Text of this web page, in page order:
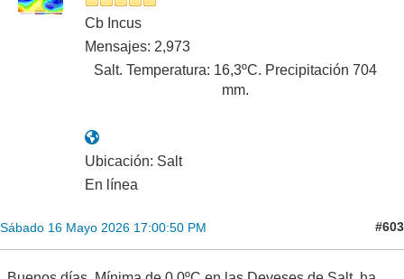
Cb Incus
Mensajes: 2,973
Salt. Temperatura: 16,3ºC. Precipitación 704
mm.
Ubicación: Salt
En línea
Sábado 16 Mayo 2026 17:00:50 PM #603